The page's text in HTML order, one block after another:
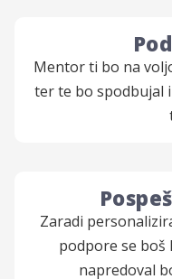
Mentor ti bo na
ter te bo spodbujal
Zaradi
podpore se
napredoval